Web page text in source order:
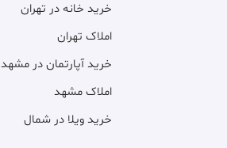
خرید خانه در تهران
املاک تهران
خرید آپارتمان در مشهد
املاک مشهد
خرید ویلا در شمال